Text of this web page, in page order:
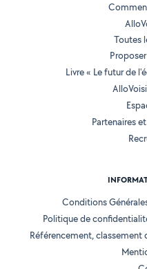
Toutes
Livre « Le futur de
Partenaires
Conditions
Politique de
Référencement, classement